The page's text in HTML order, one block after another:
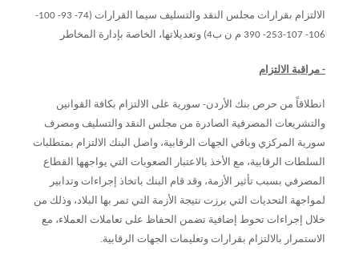
الالتزام بقرارات مجلس النقد والتسليف سيما القرارات (74- 93- 100-
106- 107-253- 390 م
ن ب4) وتعديلاتها، الخاصة بإدارة المخاطر
- مراقبة الالتزام
انطلاقاً من حرص بنك الأردن- سورية على الالتزام بكافة القوانين
والتشريعات المصرفية الصادرة من مجلس النقد والتسليف ومصرف
سورية المركزي وباقي الجهات الرقابية، واصل البنك الالتزام بمتطلبات
السلطات الرقابية، مع الأخذ بالاعتبار الصعوبات التي يواجهها القطاع
المصرفي بسبب تأثير الأزمة، وقد قام البنك باتخاذ إجراءات وتدابير
لمواجهة التحديات التي برزت نتيجة الأزمة التي تمر بها البلاد، وذلك من
خلال إجراءات تحوط إضافية تضمن الحفاظ على تعاملات العملاء، مع
الاستمرار بالالتزام بقرارات وتعليمات الجهات الرقابية.